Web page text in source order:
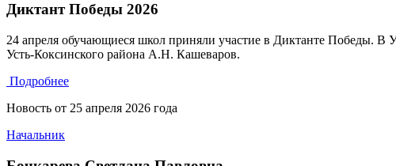
Диктант Победы 2026
24 апреля обучающиеся школ приняли участие в Диктанте Победы.
Усть-Коксинского района А.Н. Кашеваров.
Подробнее
Новость от 25 апреля 2026 года
Начальник